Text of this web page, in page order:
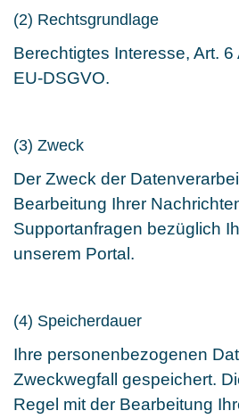
(2) Rechtsgrundlage
Berechtigtes Interesse, Art. 6
EU-DSGVO.
(3) Zweck
Der Zweck der
Bearbeitung Ihrer
Supportanfragen bezüglich
unserem Portal.
(4) Speicherdauer
Ihre personenbezogenen
Zweckwegfall gespeichert.
Regel mit der Bearbeitung